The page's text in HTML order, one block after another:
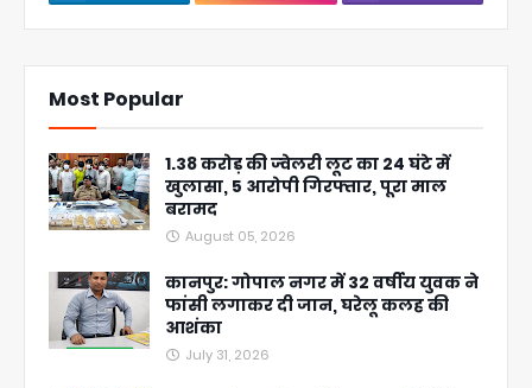
Most Popular
1.38 करोड़ की ज्वेलरी लूट का 24 घंटे में
खुलासा, 5 आरोपी गिरफ्तार, पूरा माल
बरामद
August 05, 2026
कानपुर: गोपाल नगर में 32 वर्षीय युवक ने
फांसी लगाकर दी जान, घरेलू कलह की
आशंका
July 31, 2026